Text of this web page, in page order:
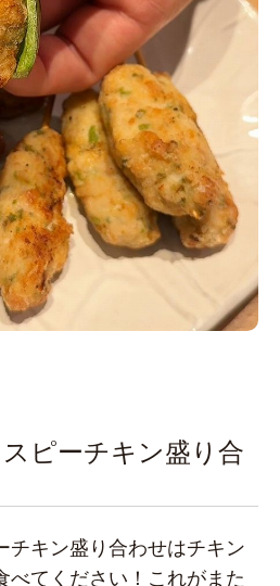
ピーチキン盛り合
チキン盛り合わせはチキン
べてください！これがまた